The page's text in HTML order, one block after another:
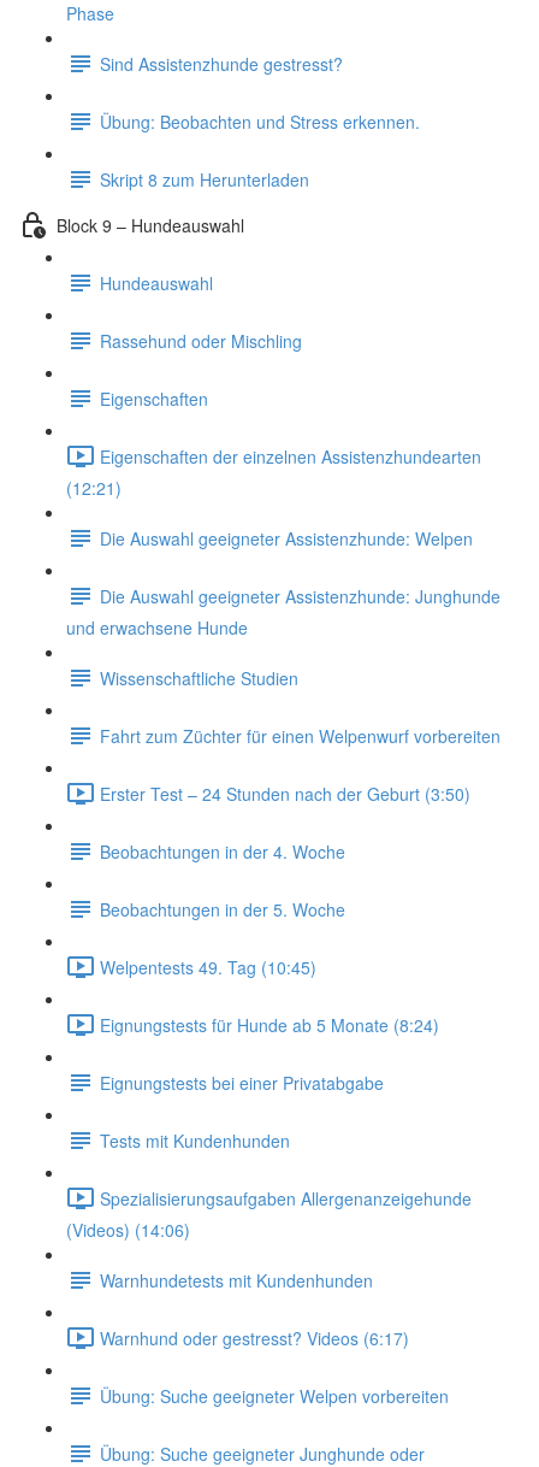
Phase
Sind Assistenzhunde gestresst?
Übung: Beobachten und Stress erkennen.
Skript 8 zum Herunterladen
Block 9 – Hundeauswahl
Hundeauswahl
Rassehund oder Mischling
Eigenschaften
Eigenschaften der einzelnen Assistenzhundearten
(12:21)
Die Auswahl geeigneter Assistenzhunde: Welpen
Die Auswahl geeigneter Assistenzhunde: Junghunde
und erwachsene Hunde
Wissenschaftliche Studien
Fahrt zum Züchter für einen Welpenwurf vorbereiten
Erster Test – 24 Stunden nach der Geburt (3:50)
Beobachtungen in der 4. Woche
Beobachtungen in der 5. Woche
Welpentests 49. Tag (10:45)
Eignungstests für Hunde ab 5 Monate (8:24)
Eignungstests bei einer Privatabgabe
Tests mit Kundenhunden
Spezialisierungsaufgaben Allergenanzeigehunde
(Videos) (14:06)
Warnhundetests mit Kundenhunden
Warnhund oder gestresst? Videos (6:17)
Übung: Suche geeigneter Welpen vorbereiten
Übung: Suche geeigneter Junghunde oder